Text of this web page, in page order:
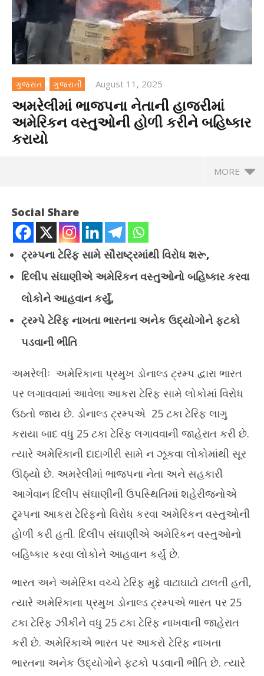
ગુજરાત ગુજરાતી August 11, 2025
અમરેલીમાં ભાજપના નેતાની હાજરીમાં
અમેરિકન વસ્તુઓની હોળી કરીને બહિષ્કાર
કરાયો
MORE
અમરેલીમાં ભાજપના નેતાની હાજરીમાં અમેરિકન વસ્તુઓની હોળી
August
11,
Social Share
ટ્રમ્પના ટેરિફ સામે સૌરાષ્ટ્રમાંથી વિરોધ શરૂ,
દિલીપ સંઘાણીએ અમેરિકન વસ્તુઓનો બહિષ્કાર કરવા
લોકોને આહવાન કર્યું,
ટ્રમ્પે ટેરિફ નાખતા ભારતના અનેક ઉદ્યોગોને ફટકો
પડવાની ભીતિ
અમરેલીઃ અમેરિકાના પ્રમુખ ડોનાલ્ડ ટ્રમ્પ દ્વારા ભારત
પર લગાવવામાં આવેલા આકરા ટેરિફ સામે લોકોમાં વિરોધ
ઉઠતો જાય છે. ડોનાલ્ડ ટ્રમ્પએ 25 ટકા ટેરિફ લાગુ
કરાયા બાદ વધુ 25 ટકા ટેરિફ લગાવવાની જાહેરાત કરી છે.
ત્યારે અમેરિકાની દાદાગીરી સામે ન ઝૂકવા લોકોમાંથી સૂર
ઊઠ્યો છે. અમરેલીમાં ભાજપના નેતા અને સહકારી
આગેવાન દિલીપ સંઘાણીની ઉપસ્થિતિમાં શહેરીજનોએ
ટ્ર્મ્પના આકરા ટેરિફનો વિરોધ કરવા અમેરિકન વસ્તુઓની
હોળી કરી હતી. દિલીપ સંઘાણીએ અમેરિકન વસ્તુઓનો
બહિષ્કાર કરવા લોકોને આહવાન કર્યું છે.
ભારત અને અમેરિકા વચ્ચે ટેરિફ મુદ્દે વાટાઘાટો ટાલતી હતી,
ત્યારે અમેરિકાના પ્રમુખ ડોનાલ્ડ ટ્રમ્પએ ભારત પર 25
ટકા ટેરિફ ઝીંકીને વધુ 25 ટકા ટેરિફ નાખવાની જાહેરાત
કરી છે. અમેરિકાએ ભારત પર આકરો ટેરિફ નાખતા
ભારતના અનેક ઉદ્યોગોને ફટકો પડવાની ભીતિ છે. ત્યારે